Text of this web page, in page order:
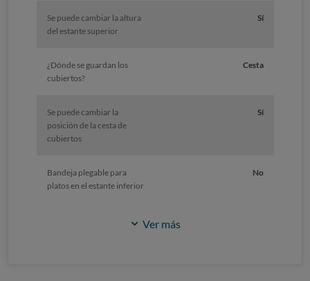
Se puede cambiar la altura
del estante superior
Sí
¿Dónde se guardan los
cubiertos?
Cesta
Se puede cambiar la
posición de la cesta de
cubiertos
Sí
Bandeja plegable para
platos en el estante inferior
No
Ver más